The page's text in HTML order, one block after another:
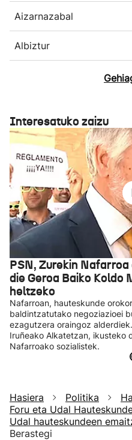
Aizarnazabal
Albiztur
Interesatuko zaizu
PSN, Zurekin
die Geroa Baiko Koldo
heltzeko
Nafarroan, hauteskunde
baldintzatutako negoziazioei
ezagutzera oraingoz
Iruñeako Alkatetzan, ikusteko
Nafarroako sozialistek.
Hasiera Politika
Foru eta Udal
Udal hauteskundeen
Berastegi